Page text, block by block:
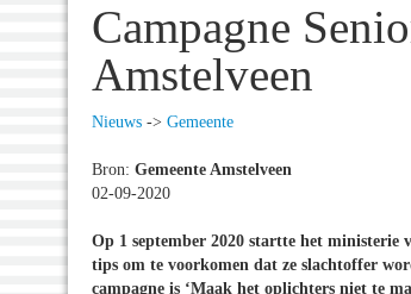
Campagne
Amstelveen
Nieuws -> Gemeente
Bron: Gemeente Amstelveen
02-09-2020
Op 1 september 2020 startte het ministerie
tips om te voorkomen dat ze slachtoffer
campagne is ‘Maak het oplichters niet te